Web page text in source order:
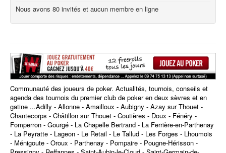
Nous avons 80 invités et aucun membre en ligne
Communauté des joueurs de poker. Actualités, tournois, conseils et
agenda des tournois du premier club de poker en deux sèvres et en
gatine ...Adilly - Allonne - Amailloux - Aubigny - Azay sur Thouet -
Chantecorps - Châtillon sur Thouet - Coutières - Doux - Fénéry -
Fomperron - Gourgé - La Chapelle Bertrand - La Ferrière-en-Parthenay
- La Peyratte - Lageon - Le Retail - Le Tallud - Les Forges - Lhoumois
- Ménigoute - Oroux - Parthenay - Pompaire - Pougne-Hérisson -